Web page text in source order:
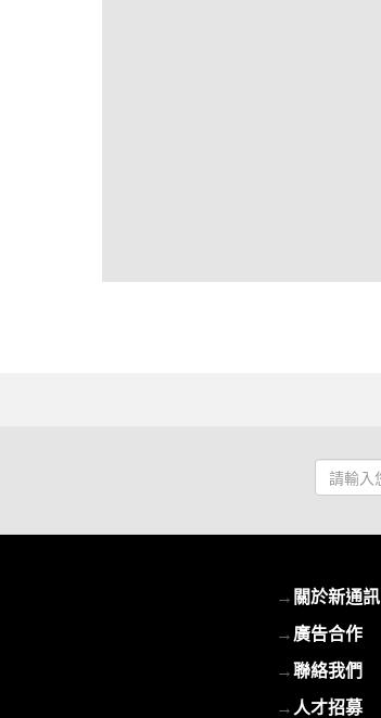
請
輸
E-
mail
→關於新通訊
→廣告合作
→聯絡我們
→人才招募